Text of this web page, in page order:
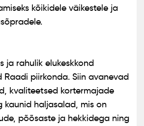
kõikidele väikestele ja
ja rahulik elukeskkond
Raadi piirkonda. Siin avanevad
kvaliteetsed kortermajade
kaunid haljasalad, mis on
põõsaste ja hekkidega ning